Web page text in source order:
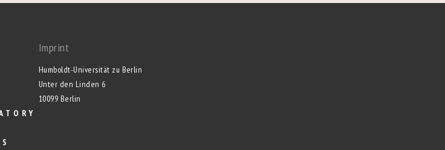
Imprint
Humboldt-Universität zu Berlin
Unter den Linden 6
10099 Berlin